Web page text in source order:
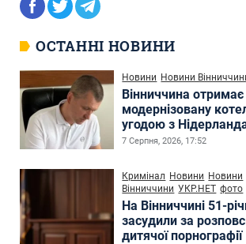
ОСТАННІ НОВИНИ
Новини Новини
Вінниччина
модернізовану
угодою з
7 Серпня, 2026, 17:52
Кримінал Новини Новини
Вінниччини УКР.НЕТ фото
На Вінниччині 51-
засудили за
дитячої порнографії